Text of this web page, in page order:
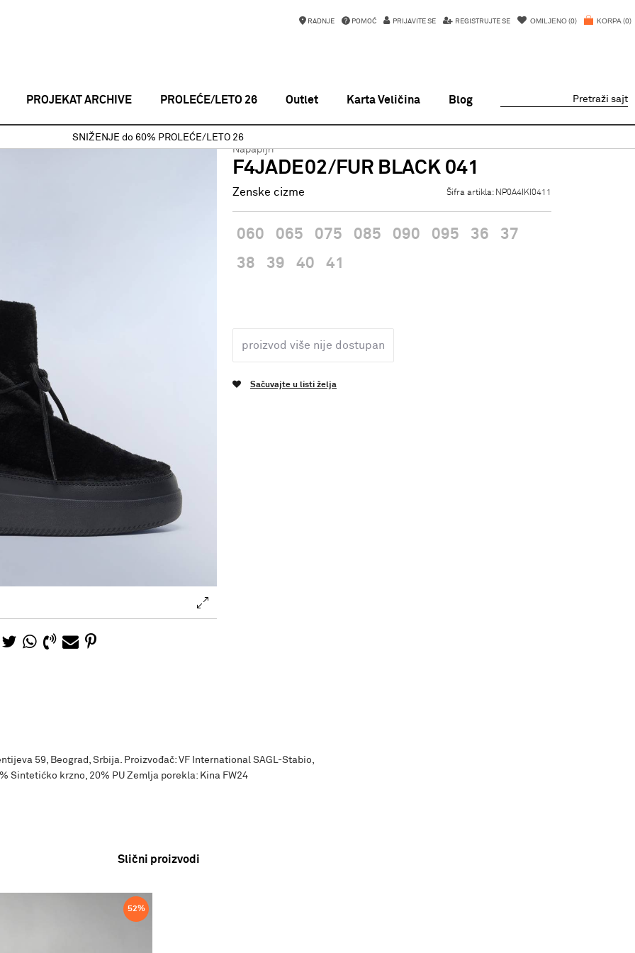
KORPA 0
OMILJENO 0
PRIJAVITE SE REGISTRUJTE SE
RADNJE POMOĆ
PROJEKAT ARCHIVE PROLEĆE/LETO 26 Outlet Karta Veličina Blog Pretraži sajt
SNIŽENJE do 60% PROLEĆE/LETO 26
FUR BLACK 041
Napapijri
F4JADE02/FUR BLACK 041
Zenske cizme Šifra artikla: NP0A4IKI0411
060 065 075 085 090 095 36
37
38
39 40 41
proizvod više nije dostupan
Sačuvajte u listi želja
59, Beograd, Srbija. Proizvođač: VF International SAGL-Stabio,
Sintetićko krzno, 20% PU Zemlja porekla: Kina FW24
Slični proizvodi
52%